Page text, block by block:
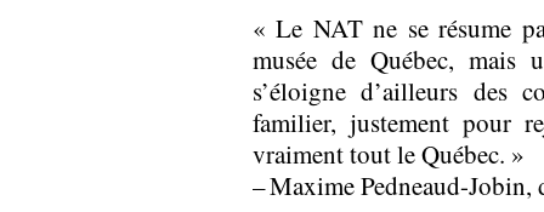
« Le NAT ne se résume
musée de Québec,
s’éloigne d’ailleurs des
familier, justement pour
vraiment tout le Québec. »
– Maxime Pedneaud-